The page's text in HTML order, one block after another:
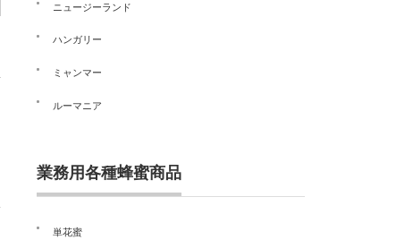
ニュージーランド
ハンガリー
ミャンマー
ルーマニア
業務用各種蜂蜜商品
単花蜜